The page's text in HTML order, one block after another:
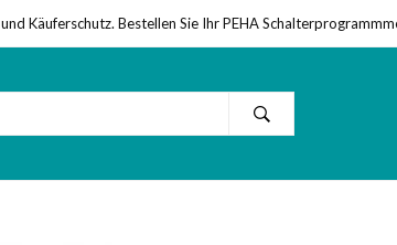
Käuferschutz. Bestellen Sie Ihr PEHA